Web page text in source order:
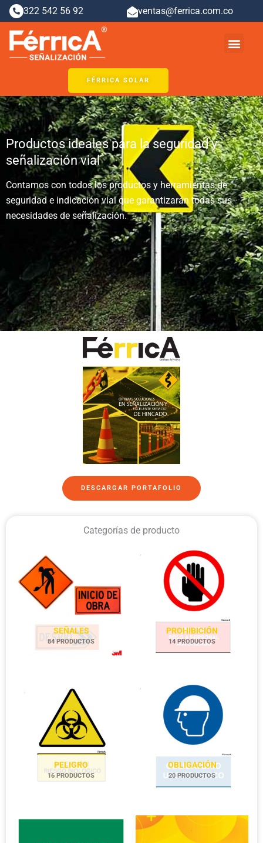
al
contenido
322 542 56 92 ventas@ferrica.com.co
FÉRRICA SOLAR
Productos ideales para la seguridad y
señalización vial
Contamos con todos los productos y herramientas de
seguridad e indicación vial que garantizarán todas sus
necesidades de señalización.
DESCARGAR PORTAFOLIO
Categorías de producto
SEÑALES
84 PRODUCTOS
PROHIBICIÓN
14 PRODUCTOS
PELIGRO
16 PRODUCTOS
OBLIGACIÓN
20 PRODUCTOS